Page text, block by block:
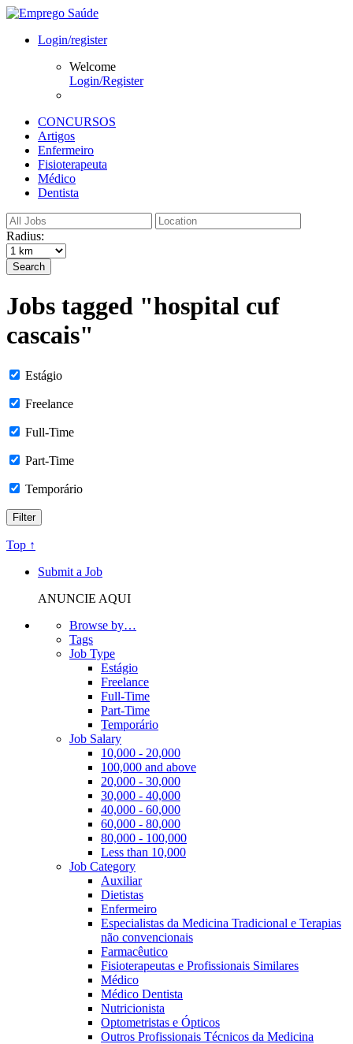
Login/register
Welcome
Login/Register
CONCURSOS
Artigos
Enfermeiro
Fisioterapeuta
Médico
Dentista
Radius:
Search
Jobs tagged "hospital cuf
cascais"
Estágio
Freelance
Full-Time
Part-Time
Temporário
Top ↑
Submit a Job
ANUNCIE AQUI
Browse by…
Tags
Job Type
Estágio
Freelance
Full-Time
Part-Time
Temporário
Job Salary
10,000 - 20,000
100,000 and above
20,000 - 30,000
30,000 - 40,000
40,000 - 60,000
60,000 - 80,000
80,000 - 100,000
Less than 10,000
Job Category
Auxiliar
Dietistas
Enfermeiro
Especialistas da Medicina Tradicional e Terapias
não convencionais
Farmacêutico
Fisioterapeutas e Profissionais Similares
Médico
Médico Dentista
Nutricionista
Optometristas e Ópticos
Outros Profissionais Técnicos da Medicina